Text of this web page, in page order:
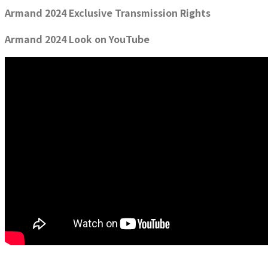
Armand 2024 Exclusive Transmission Rights
Armand 2024 Look on YouTube